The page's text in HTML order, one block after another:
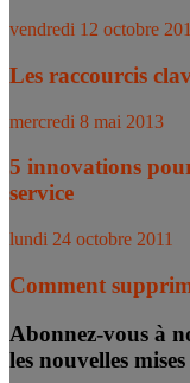
vendredi 12 octobre
Les raccourcis
mercredi 8 mai 2013
5 innovations
service
lundi 24 octobre 2011
Comment
Abonnez-vous à
les nouvelles